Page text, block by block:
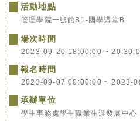
活動地點
管理學院一號館B1-國學講堂B
場次時間
2023-09-20 18:00:00 ~
報名時間
2023-09-07 00:00:00 ~ 2023-
承辦單位
學生事務處學生職業生涯發展中心